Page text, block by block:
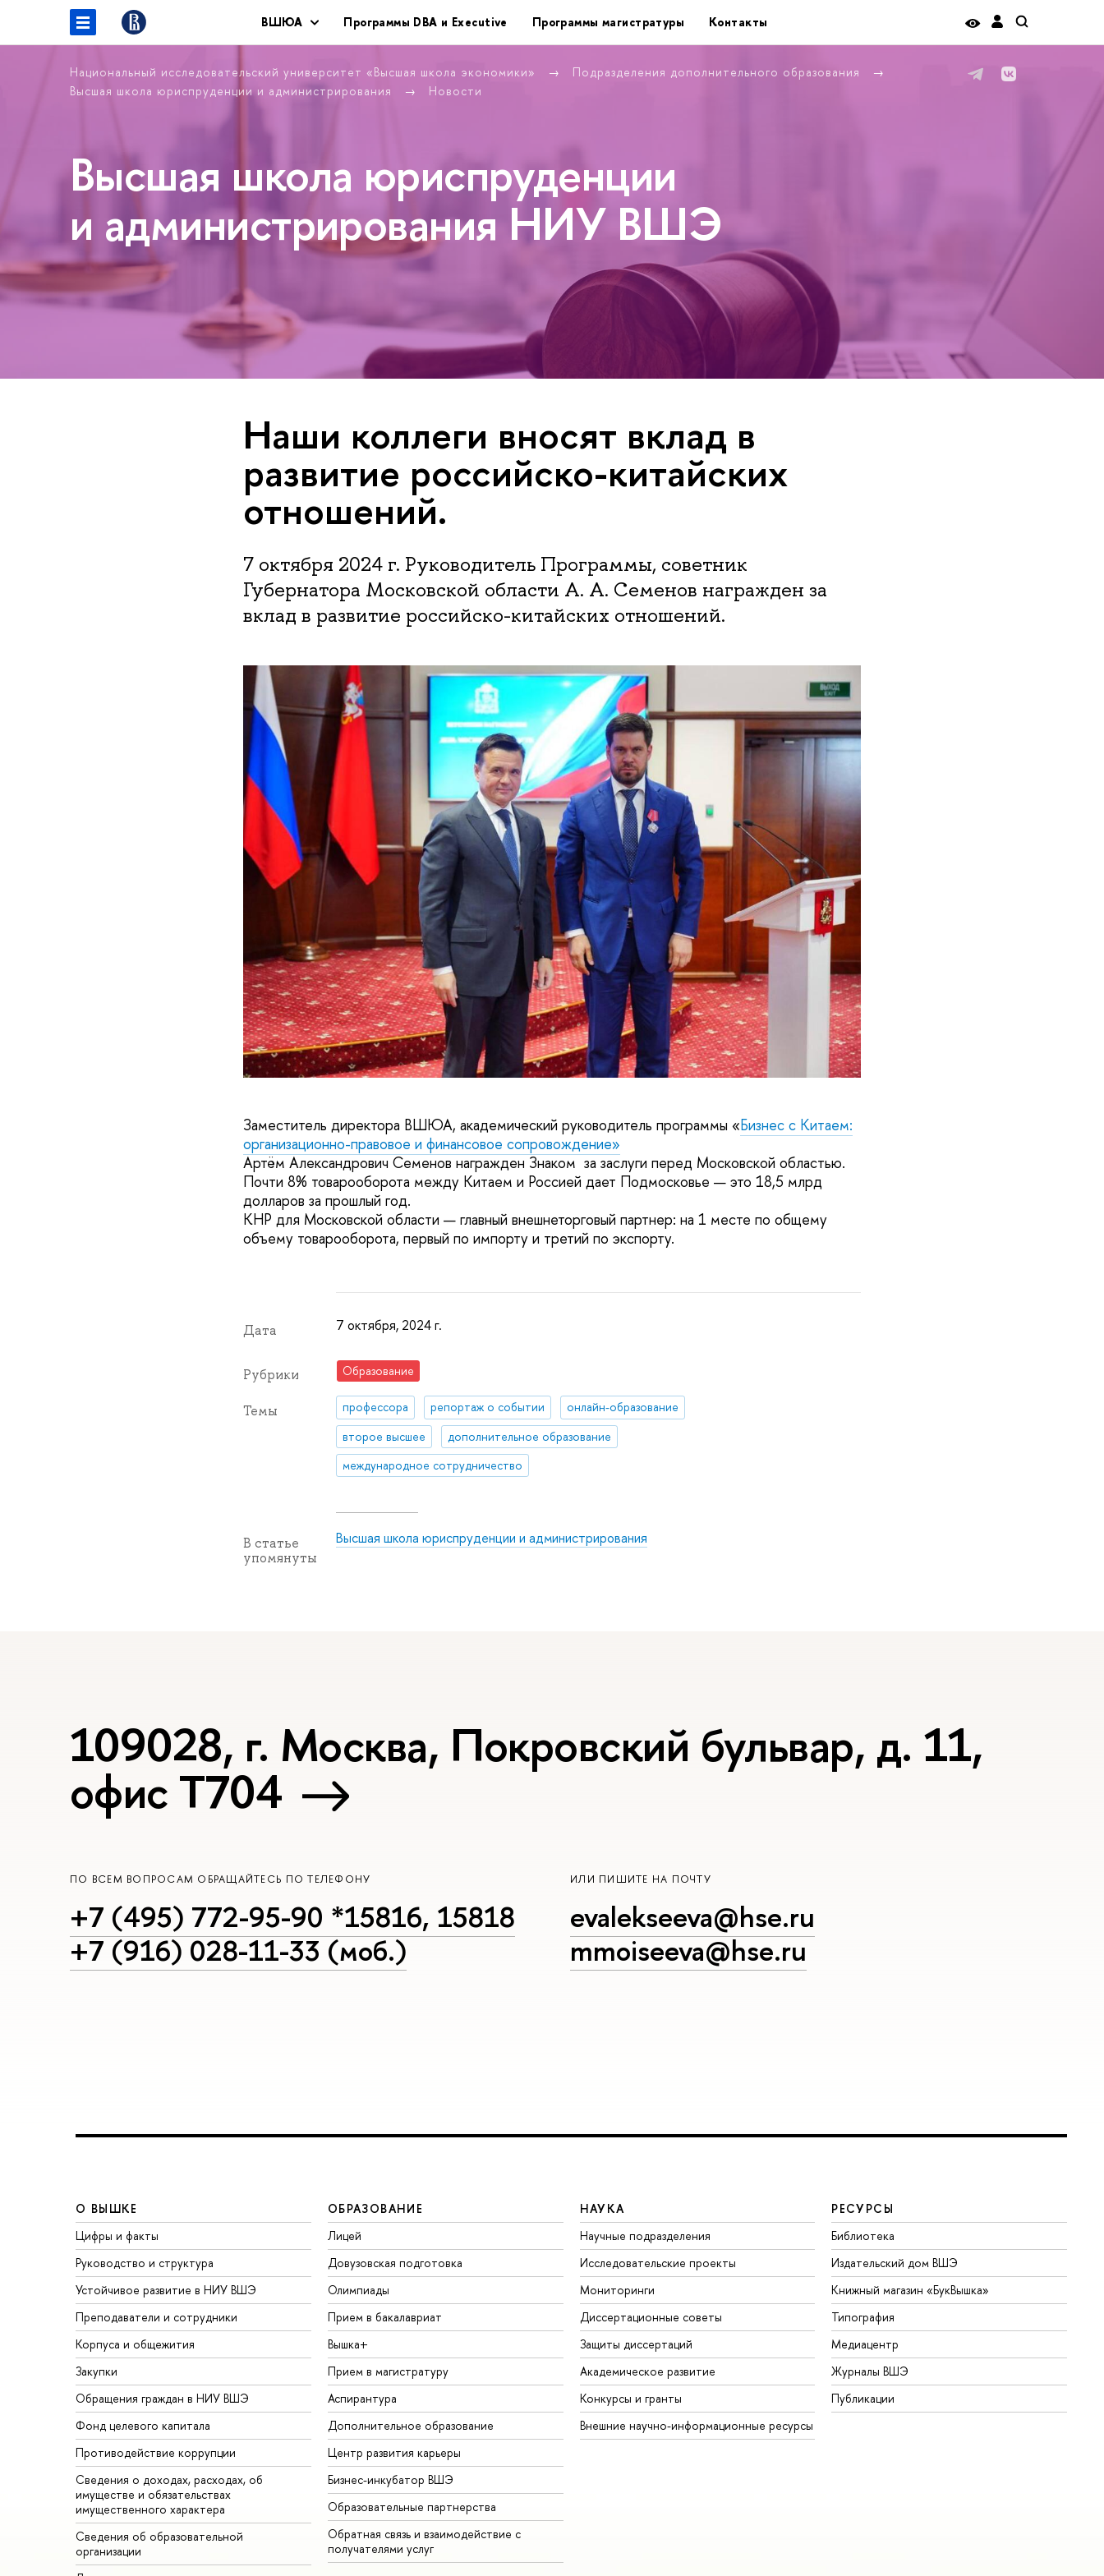
ВШЮА Программы DBA и Executive Программы магистратуры Контакты
Национальный исследовательский университет «Высшая школа экономики»
Подразделения дополнительного образования
Высшая школа юриспруденции и администрирования
Новости
Высшая школа юриспруденции
и администрирования НИУ ВШЭ
Наши коллеги вносят вклад в
развитие российско-китайских
отношений.
7 октября 2024 г. Руководитель Программы, советник
Губернатора Московской области А. А. Семенов награжден за
вклад в развитие российско-китайских отношений.
Заместитель директора ВШЮА, академический руководитель программы «Бизнес с Китаем:
организационно-правовое и финансовое сопровождение»
Артём Александрович Семенов награжден Знаком за заслуги перед Московской областью.
Почти 8% товарооборота между Китаем и Россией дает Подмосковье — это 18,5 млрд
долларов за прошлый год.
КНР для Московской области — главный внешнеторговый партнер: на 1 месте по общему
объему товарооборота, первый по импорту и третий по экспорту.
Дата 7 октября, 2024 г.
Рубрики Образование
Темы профессора репортаж о событии
онлайн-образование
второе высшее
дополнительное образование
международное сотрудничество
В статье
упомянуты
Высшая школа юриспруденции и администрирования
109028, г. Москва, Покровский бульвар, д. 11,
офис Т704
ПО ВСЕМ ВОПРОСАМ ОБРАЩАЙТЕСЬ ПО ТЕЛЕФОНУ
+7 (495) 772-95-90 *15816, 15818
+7 (916) 028-11-33 (моб.)
ИЛИ ПИШИТЕ НА ПОЧТУ
evalekseeva@hse.ru
mmoiseeva@hse.ru
О ВЫШКЕ
Цифры и факты
Руководство и структура
Устойчивое развитие в НИУ ВШЭ
Преподаватели и сотрудники
Корпуса и общежития
Закупки
Обращения граждан в НИУ ВШЭ
Фонд целевого капитала
Противодействие коррупции
Сведения о доходах, расходах, об
имуществе и обязательствах
имущественного характера
Сведения об образовательной
организации
ОБРАЗОВАНИЕ
Лицей
Довузовская подготовка
Олимпиады
Прием в бакалавриат
Вышка+
Прием в магистратуру
Аспирантура
Дополнительное образование
Центр развития карьеры
Бизнес-инкубатор ВШЭ
Образовательные партнерства
Обратная связь и взаимодействие с
получателями услуг
НАУКА
Научные подразделения
Исследовательские проекты
Мониторинги
Диссертационные советы
Защиты диссертаций
Академическое развитие
Конкурсы и гранты
Внешние научно-информационные ресурсы
РЕСУРСЫ
Библиотека
Издательский дом ВШЭ
Книжный магазин «БукВышка»
Типография
Медиацентр
Журналы ВШЭ
Публикации